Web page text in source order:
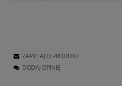
ZAPYTAJ O PRODUKT
DODAJ OPINIĘ